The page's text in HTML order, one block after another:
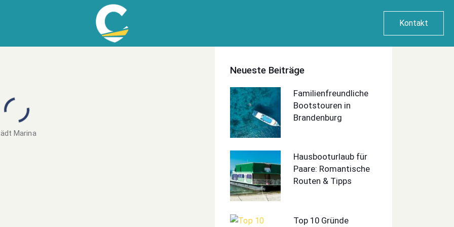
Kontakt
Marina
Neueste Beiträge
Familienfreundliche
Bootstouren in
Brandenburg
Hausbooturlaub für
Paare: Romantische
Routen & Tipps
Top 10 Gründe